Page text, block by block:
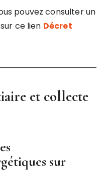
pouvez consulter un
ce lien Décret
et collecte
sur